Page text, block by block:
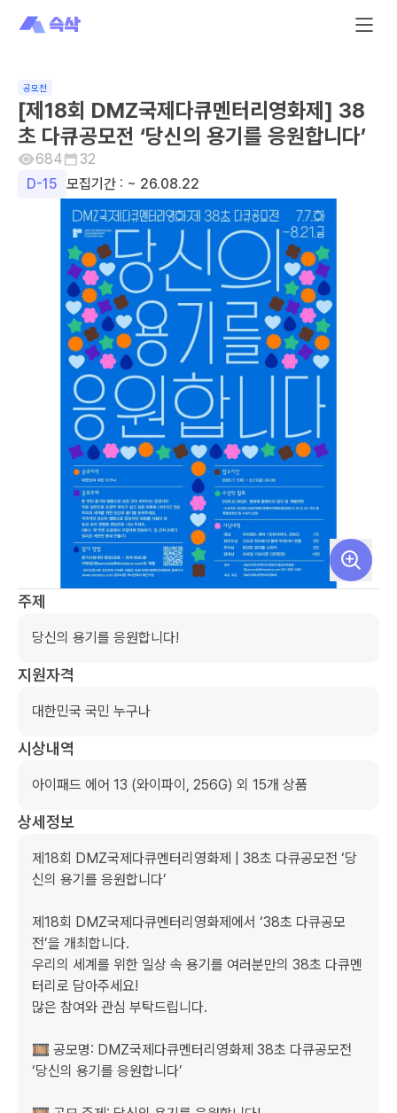
공모전
[제18회 DMZ국제다큐멘터리영화제] 38
초 다큐공모전 ‘당신의 용기를 응원합니다’
684
32
D-15 모집기간 : ~ 26.08.22
주제
당신의 용기를 응원합니다!
지원자격
대한민국 국민 누구나
시상내역
아이패드 에어 13 (와이파이, 256G) 외 15개 상품
상세정보
제18회 DMZ국제다큐멘터리영화제 | 38초 다큐공모전 ‘당
신의 용기를 응원합니다’
제18회 DMZ국제다큐멘터리영화제에서 ‘38초 다큐공모
전’을 개최합니다.
우리의 세계를 위한 일상 속 용기를 여러분만의 38초 다큐멘
터리로 담아주세요!
많은 참여와 관심 부탁드립니다.
🎞️ 공모명: DMZ국제다큐멘터리영화제 38초 다큐공모전
‘당신의 용기를 응원합니다’